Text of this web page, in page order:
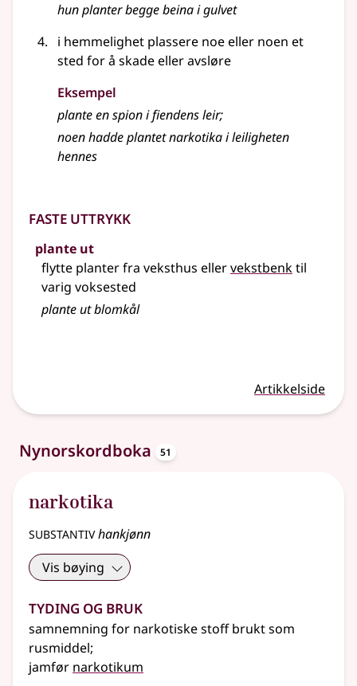
hunplanterbegge beina i gulvet
i hemmelighet plassere noe eller noen et
sted for å skade eller avsløre
Eksempel
planteen spion i fiendens leir;
noen hadde plantet narkotika i leiligheten
hennes
Faste uttrykk
plante ut
flytte planter fra veksthus ellervekstbenktil
varig voksested
plante ut blomkål
Artikkelside
Nynorskordboka 51
narkotika
substantivhankjønn
Vis bøying
Tyding og bruk
samnemning for narkotiske stoff brukt som
rusmiddel;
jamfør narkotikum